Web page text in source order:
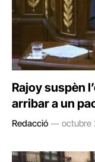
Rajoy suspèn
arribar a un
Redacció octubre